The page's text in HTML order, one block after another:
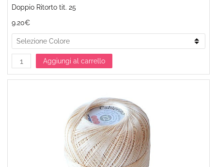
Doppio Ritorto tit. 25
9.20€
Aggiungi al carrello